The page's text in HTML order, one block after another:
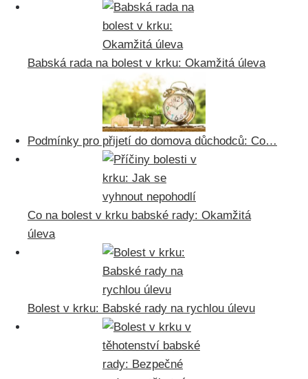
Babská rada na bolest v krku: Okamžitá úleva
Podmínky pro přijetí do domova důchodců: Co…
Co na bolest v krku babské rady: Okamžitá
úleva
Bolest v krku: Babské rady na rychlou úlevu